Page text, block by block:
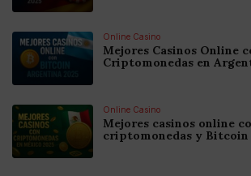
Online Casino
Mejores Casinos Online
Criptomonedas en
Online Casino
Mejores casinos online
criptomonedas y Bitcoin